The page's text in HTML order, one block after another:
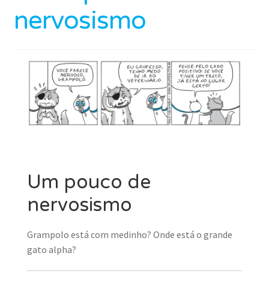
nervosismo
Um pouco de
nervosismo
Grampolo está com medinho? Onde está o grande
gato alpha?